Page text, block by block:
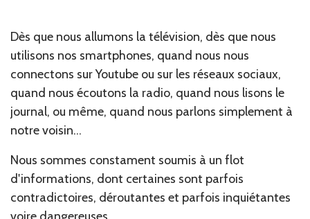
Dès que nous allumons la télévision, dès que nous
utilisons nos smartphones, quand nous nous
connectons sur Youtube ou sur les réseaux sociaux,
quand nous écoutons la radio, quand nous lisons le
journal, ou même, quand nous parlons simplement à
notre voisin...
Nous sommes constament soumis à un flot
d'informations, dont certaines sont parfois
contradictoires, déroutantes et parfois inquiétantes